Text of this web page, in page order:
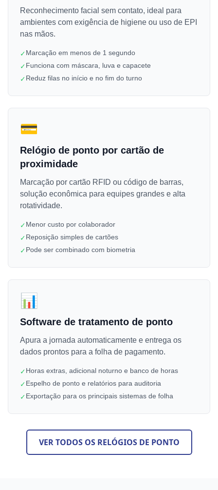
Reconhecimento facial sem contato, ideal para
ambientes com exigência de higiene ou uso de EPI
nas mãos.
✓Marcação em menos de 1 segundo
✓Funciona com máscara, luva e capacete
✓Reduz filas no início e no fim do turno
💳
Relógio de ponto por cartão de
proximidade
Marcação por cartão RFID ou código de barras,
solução econômica para equipes grandes e alta
rotatividade.
✓Menor custo por colaborador
✓Reposição simples de cartões
✓Pode ser combinado com biometria
📊
Software de tratamento de ponto
Apura a jornada automaticamente e entrega os
dados prontos para a folha de pagamento.
✓Horas extras, adicional noturno e banco de horas
✓Espelho de ponto e relatórios para auditoria
✓Exportação para os principais sistemas de folha
VER TODOS OS RELÓGIOS DE PONTO